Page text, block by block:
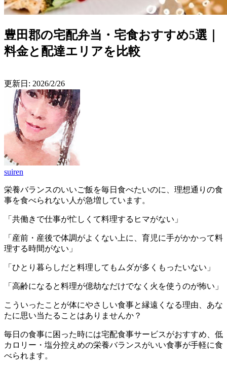
豊田郡の宅配弁当・宅食おすすめ5選｜
料金と配達エリアを比較
更新日: 2026/2/26
suiren
栄養バランスのいいご飯を毎日食べたいのに、理想通りの食
事を食べられない人が急増しています。
「共働きで仕事が忙しくて料理するヒマがない」
「産前・産後で体調がよくない上に、育児に手がかかって料
理する時間がない」
「ひとり暮らしだと料理してもムダが多くもったいない」
「高齢になると料理が億劫なだけでなく火を使うのが怖い」
こういったことが体にやさしい食事と縁遠くなる理由、あな
たに思い当たることはありませんか？
毎日の食事に困った時には宅配食事サービスがおすすめ、低
カロリー・塩分控えめの栄養バランスがいい食事が手軽に食
べられます。